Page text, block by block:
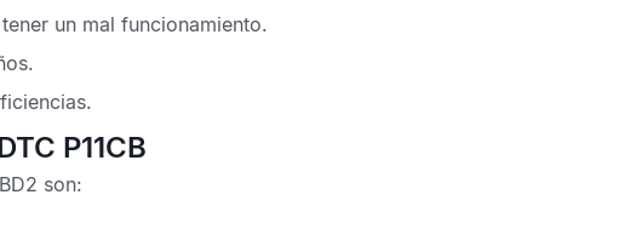
un mal funcionamiento.
P11CB
son: